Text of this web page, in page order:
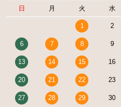
日 月 火 水
1 2
6 7 8 9
13 14 15 16
20 21 22 23
27 28 29 30